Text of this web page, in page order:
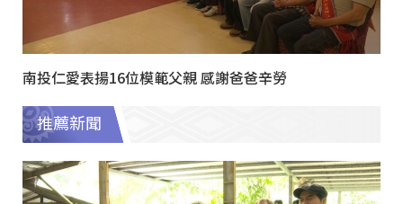
南投仁愛表揚16位模範父親 感謝爸爸辛勞
推薦新聞